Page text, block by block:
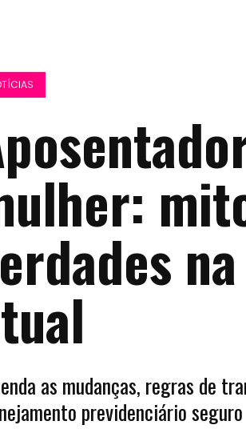
as mudanças, regras de
previdenciário seguro